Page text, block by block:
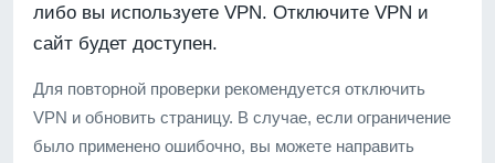
либо вы используете VPN. Отключите VPN и
сайт будет доступен.
Для повторной проверки рекомендуется отключить
VPN и обновить страницу. В случае, если ограничение
было применено ошибочно, вы можете направить